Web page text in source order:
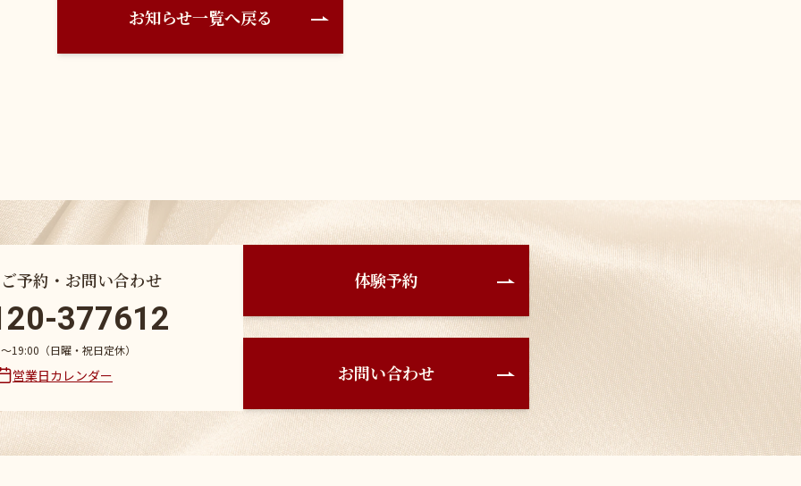
お知らせ一覧へ戻る
予約・お問い合わせ
377612
19:00（日曜・祝日定休）
営業日カレンダー
体験予約
お問い合わせ